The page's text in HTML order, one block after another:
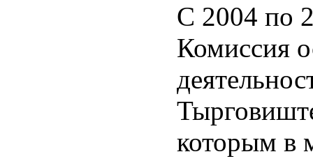
С 2004 по
Комиссия
которым в